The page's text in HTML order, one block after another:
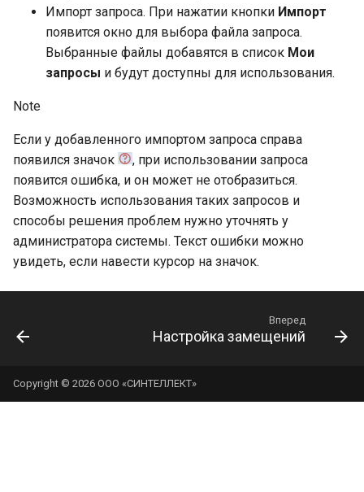
Импорт запроса. При нажатии кнопки Импорт
появится окно для выбора файла запроса.
Выбранные файлы добавятся в список Мои
запросы и будут доступны для использования.
Note
Если у добавленного импортом запроса справа
появился значок
, при использовании запроса
появится ошибка, и он может не отобразиться.
Возможность использования таких запросов и
способы решения проблем нужно уточнять у
администратора системы. Текст ошибки можно
увидеть, если навести курсор на значок.
Вперед
Настройка замещений
Copyright © 2026 ООО «СИНТЕЛЛЕКТ»